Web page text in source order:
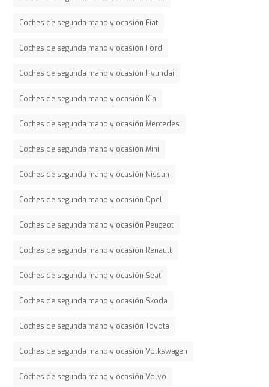
Coches de segunda mano y ocasión Fiat
Coches de segunda mano y ocasión Ford
Coches de segunda mano y ocasión Hyundai
Coches de segunda mano y ocasión Kia
Coches de segunda mano y ocasión Mercedes
Coches de segunda mano y ocasión Mini
Coches de segunda mano y ocasión Nissan
Coches de segunda mano y ocasión Opel
Coches de segunda mano y ocasión Peugeot
Coches de segunda mano y ocasión Renault
Coches de segunda mano y ocasión Seat
Coches de segunda mano y ocasión Skoda
Coches de segunda mano y ocasión Toyota
Coches de segunda mano y ocasión Volkswagen
Coches de segunda mano y ocasión Volvo